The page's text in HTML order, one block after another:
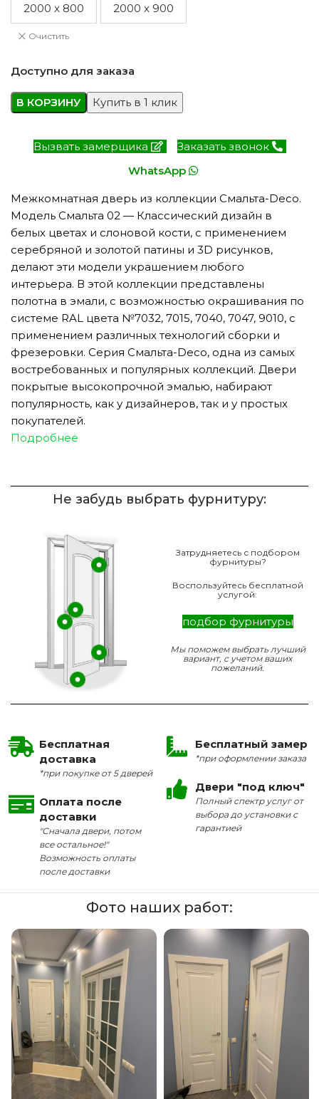
2000 x 800 2000 x 900
Очистить
Доступно для заказа
В КОРЗИНУ Купить в 1 клик
Вызвать замерщика
Заказать звонок
WhatsApp
Межкомнатная дверь из коллекции Смальта-Deco.
Модель Смальта 02 — Классический дизайн в
белых цветах и слоновой кости, с применением
серебряной и золотой патины и 3D рисунков,
делают эти модели украшением любого
интерьера. В этой коллекции представлены
полотна в эмали, с возможностью окрашивания по
системе RAL цвета №7032, 7015, 7040, 7047, 9010, с
применением различных технологий сборки и
фрезеровки. Серия Смальта-Deco, одна из самых
востребованных и популярных коллекций. Двери
покрытые высокопрочной эмалью, набирают
популярность, как у дизайнеров, так и у простых
покупателей.
Подробнее
Не забудь выбрать фурнитуру:
Затрудняетесь с подбором
фурнитуры?
Воспользуйтесь бесплатной
услугой:
подбор фурнитуры
Мы поможем выбрать лучший
вариант, с учетом ваших
пожеланий.
Бесплатная
доставка
*при покупке от 5 дверей
Оплата после
доставки
"Сначала двери, потом
все остальное!"
Возможность оплаты
после доставки
Бесплатный замер
*при оформлении заказа
Двери "под ключ"
Полный спектр услуг от
выбора до установки с
гарантией
Фото наших работ: